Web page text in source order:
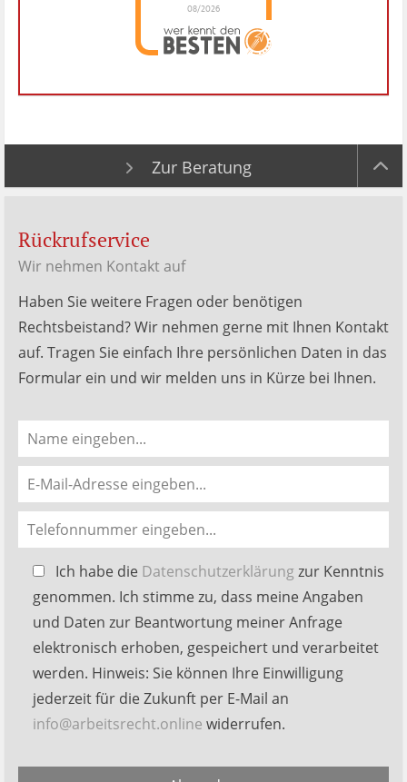
08/2026
Dr. Hubert Menken
hat4.88 von5
MenkenBewertungen
Zur Beratung
Rückrufservice
Wir nehmen Kontakt auf
Haben Sie weitere Fragen oder benötigen
Rechtsbeistand? Wir nehmen gerne mit Ihnen Kontakt
auf. Tragen Sie einfach Ihre persönlichen Daten in das
Formular ein und wir melden uns in Kürze bei Ihnen.
Bitte
lasse
dieses
Feld
leer.
Ich habe die Datenschutzerklärungzur Kenntnis
genommen. Ich stimme zu, dass meine Angaben
und Daten zur Beantwortung meiner Anfrage
elektronisch erhoben, gespeichert und verarbeitet
werden. Hinweis: Sie können Ihre Einwilligung
jederzeit für die Zukunft per E-Mail an
info@arbeitsrecht.online widerrufen.